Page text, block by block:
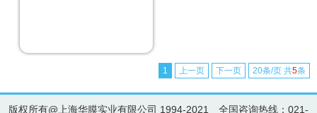
1 上一页 下一页 20条/页 共5条
版权所有@上海华膜实业有限公司 1994-2021 全国咨询热线：021-